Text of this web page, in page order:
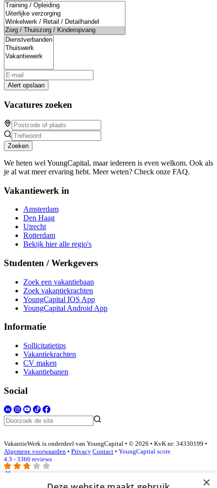
Alert opslaan
Vacatures zoeken
Zoeken
We heten wel YoungCapital, maar iedereen is even welkom. Ook als
je al wat meer ervaring hebt. Meer weten? Check onze FAQ.
Vakantiewerk in
Amsterdam
Den Haag
Utrecht
Rotterdam
Bekijk hier alle regio's
Studenten / Werkgevers
Zoek een vakantiebaan
Zoek vakantiekrachten
YoungCapital IOS App
YoungCapital Android App
Informatie
Sollicitatietips
Vakantiekrachten
CV maken
Vakantiebanen
Social
VakantieWerk is onderdeel van YoungCapital • © 2026 • KvK nr: 34330199 •
Algemene voorwaarden • Privacy Contact • YoungCapital score
4.3 - 3366 reviews
×